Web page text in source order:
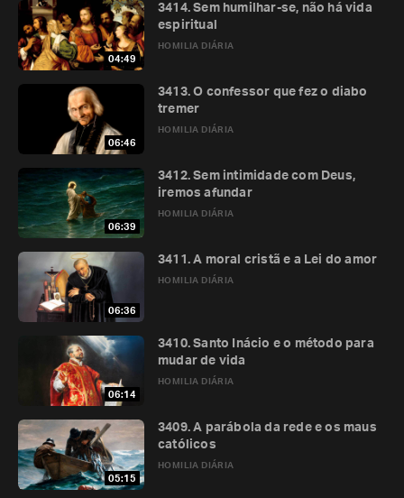
04:49
HOMILIA DIÁRIA
3414. Sem humilhar-se, não há vida
espiritual
06:46
HOMILIA DIÁRIA
3413. O confessor que fez o diabo
tremer
06:39
HOMILIA DIÁRIA
3412. Sem intimidade com Deus,
iremos afundar
06:36
HOMILIA DIÁRIA
3411. A moral cristã e a Lei do amor
06:14
HOMILIA DIÁRIA
3410. Santo Inácio e o método para
mudar de vida
05:15
HOMILIA DIÁRIA
3409. A parábola da rede e os maus
católicos